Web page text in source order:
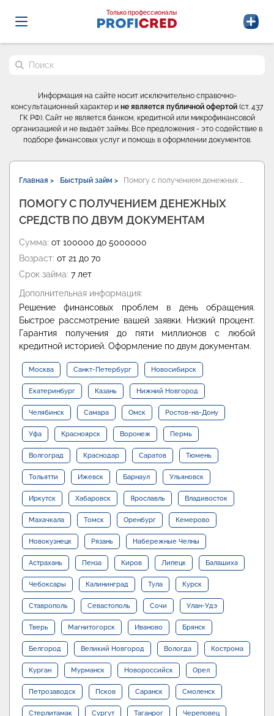
Probrokery - Только профессионалы
Только профессионалы
Поиск по сайту
Информация на сайте носит исключительно справочно-
консультационный характер и не является публичной офертой (ст. 437
ГК РФ). Сайт не является банком, кредитной или микрофинансовой
организацией и не выдаёт займы. Все предложения - это содействие в
подборе финансовых услуг и помощь в оформлении документов.
Главная > Быстрый займ > Помогу с получением денежных …
ПОМОГУ С ПОЛУЧЕНИЕМ ДЕНЕЖНЫХ
СРЕДСТВ ПО ДВУМ ДОКУМЕНТАМ
Сумма: от 100000 до 5000000
Возраст: от 21 до 70
Срок займа: 7 лет
Дополнительная информация:
Решение финансовых проблем в день обращения.
Быстрое рассмотрение вашей заявки. Низкий процент.
Гарантия получения до пяти миллионов с любой
кредитной историей. Оформление по двум документам.
Москва Санкт-Петербург Новосибирск
Екатеринбург Казань Нижний Новгород
Челябинск Самара Омск Ростов-на-Дону
Уфа Красноярск Воронеж Пермь
Волгоград Краснодар Саратов Тюмень
Тольятти Ижевск Барнаул Ульяновск
Иркутск Хабаровск Ярославль Владивосток
Махачкала Томск Оренбург Кемерово
Новокузнецк Рязань Набережные Челны
Астрахань Пенза Киров Липецк Балашиха
Чебоксары Калининград Тула Курск
Ставрополь Севастополь Сочи Улан-Удэ
Тверь Магнитогорск Иваново Брянск
Белгород Великий Новгород Вологда Кострома
Курган Мурманск Новороссийск Орел
Петрозаводск Псков Саранск Смоленск
Стерлитамак Сургут Таганрог Череповец